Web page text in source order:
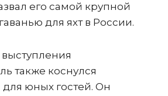
его самой крупной
для яхт в России.
также коснулся
юных гостей. Он